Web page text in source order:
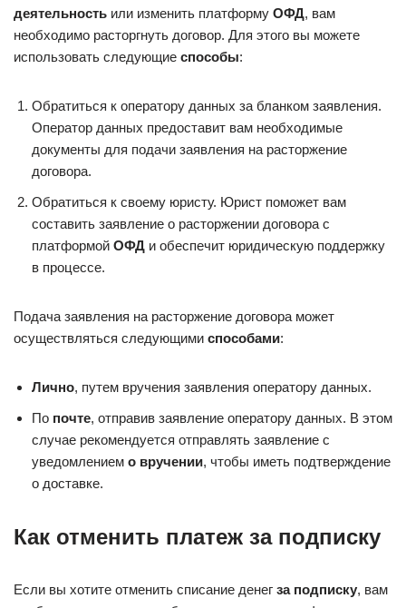
деятельность или изменить платформу ОФД, вам
необходимо расторгнуть договор. Для этого вы можете
использовать следующие способы:
Обратиться к оператору данных за бланком заявления.
Оператор данных предоставит вам необходимые
документы для подачи заявления на расторжение
договора.
Обратиться к своему юристу. Юрист поможет вам
составить заявление о расторжении договора с
платформой ОФД и обеспечит юридическую поддержку
в процессе.
Подача заявления на расторжение договора может
осуществляться следующими способами:
Лично, путем вручения заявления оператору данных.
По почте, отправив заявление оператору данных. В этом
случае рекомендуется отправлять заявление с
уведомлением о вручении, чтобы иметь подтверждение
о доставке.
Как отменить платеж за подписку
Если вы хотите отменить списание денег за подписку, вам